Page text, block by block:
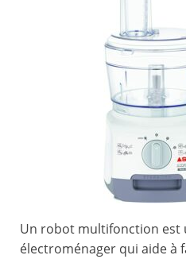
Un robot multifonction est
électroménager qui aide à